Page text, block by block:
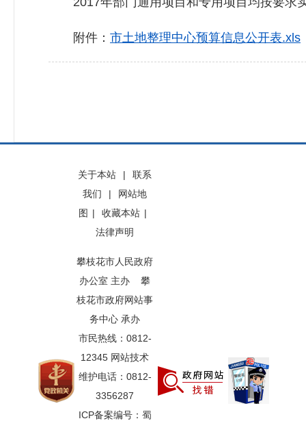
附件： 市土地整理中心预算信息公开表.xls
关于本站 |
联系
我们
|
网站地
图 | 收藏本站 |
法律声明
攀枝花市人民政府
办公室 主办 攀
枝花市政府网站事
务中心 承办
市民热线：0812-
12345 网站技术
维护电话：0812-
3356287
ICP备案编号：蜀